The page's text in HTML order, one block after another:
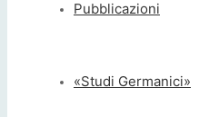
Pubblicazioni
«Studi Germanici»